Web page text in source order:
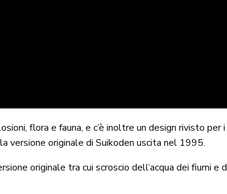
flora e fauna, e c’è inoltre un design rivisto per
versione originale di Suikoden uscita nel 1995.
originale tra cui scroscio dell’acqua dei fiumi e